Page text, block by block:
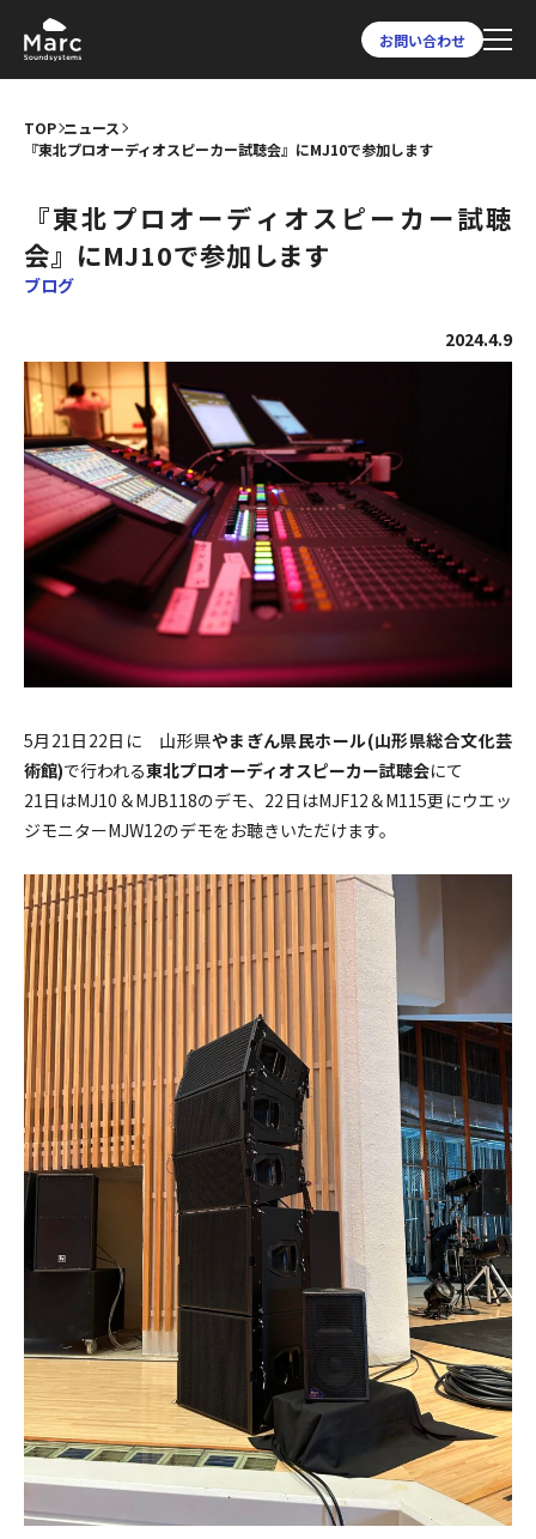
お問い合わせ
TOP ニュース
『東北プロオーディオスピーカー試聴会』にMJ10で参加します
『東北プロオーディオスピーカー試聴
会』にMJ10で参加します
ブログ
2024.4.9
5月21日22日に 山形県やまぎん県民ホール(山形県総合文化芸
術館)で行われる東北プロオーディオスピーカー試聴会にて
21日はMJ10＆MJB118のデモ、22日はMJF12＆M115更にウエッ
ジモニターMJW12のデモをお聴きいただけます。